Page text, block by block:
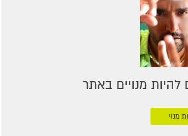
שירי ילדים
שירי קטנטנים
שירי להקות צבאיות
מנויים באתר
מנוי